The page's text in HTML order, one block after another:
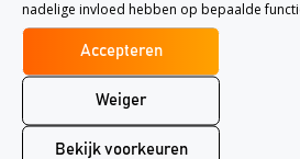
nadelige invloed hebben op bepaalde
Accepteren
Weiger
Bekijk voorkeuren
Geen overmacht automobilist
Een automobilist rijdt op een
Opeens schiet er een man tussen
automobilist rijdt de fietser aan.
sprake van overmacht, de auto